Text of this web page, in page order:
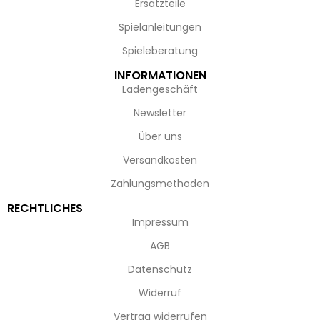
Ersatzteile
Spielanleitungen
Spieleberatung
INFORMATIONEN
Ladengeschäft
Newsletter
Über uns
Versandkosten
Zahlungsmethoden
RECHTLICHES
Impressum
AGB
Datenschutz
Widerruf
Vertrag widerrufen